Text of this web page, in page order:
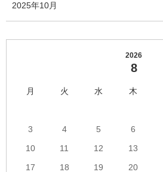
ー
2025年10月
リ
2026
8
月 火 水 木
3
4 5 6
10
11 12 13
17
18 19 20